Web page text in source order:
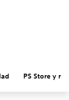
PS Store y